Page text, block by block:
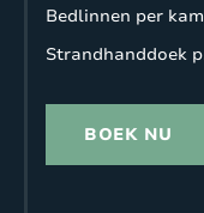
Bedlinnen per
Strandhanddoek
BOEK NU